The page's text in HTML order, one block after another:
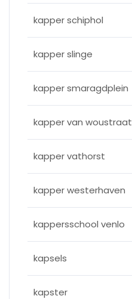
kapper schiphol
kapper slinge
kapper smaragdplein
kapper van woustraat
kapper vathorst
kapper westerhaven
kappersschool venlo
kapsels
kapster